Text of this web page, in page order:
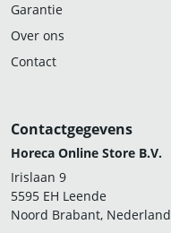
Garantie
Over ons
Contact
Contactgegevens
Horeca Online Store B.V.
Irislaan 9
5595 EH Leende
Noord Brabant, Nederland